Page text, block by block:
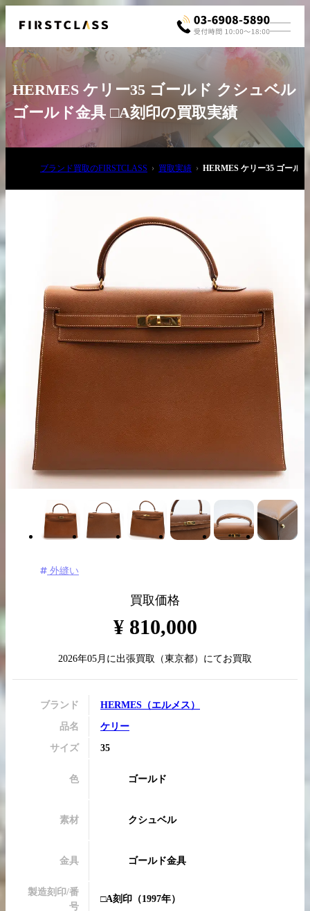
出張買取の
お申込み
宅配買取の
お申込み
LINE査定
HERMES ケリー35 ゴールド クシュベル
ゴールド金具 □A刻印の買取実績
ブランド買取のFIRSTCLASS 買取実績 HERMES ケリー35 ゴール
外縫い
買取価格
¥ 810,000
2026年05月 に出張買取 （東京都）にてお買取
ブランド HERMES （エルメス ）
品名 ケリー
サイズ 35
色 ゴールド
素材 クシュベル
金具 ゴールド金具
製造刻印/番
号
□A刻印 （1997年）